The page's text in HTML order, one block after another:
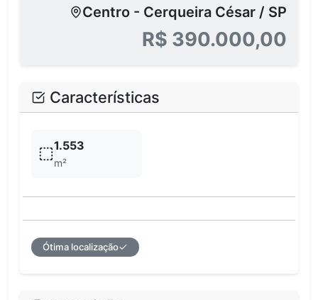
Centro - Cerqueira César / SP
R$ 390.000,00
Características
1.553
m²
Ótima localização